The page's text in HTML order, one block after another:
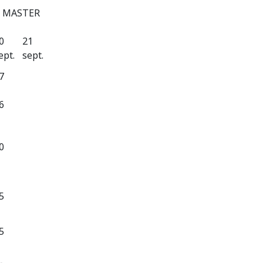
21
sept.